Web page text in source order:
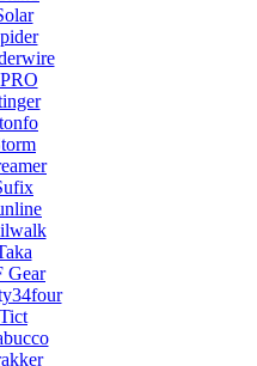
Gear
Tict